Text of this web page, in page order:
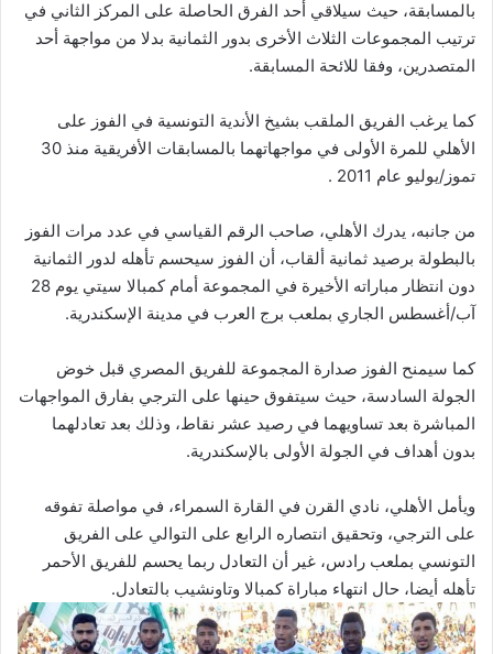
بالمسابقة، حيث سيلاقي أحد الفرق الحاصلة على المركز الثاني في
ترتيب المجموعات الثلاث الأخرى بدور الثمانية بدلا من مواجهة أحد
المتصدرين، وفقا للائحة المسابقة.
كما يرغب الفريق الملقب بشيخ الأندية التونسية في الفوز على
الأهلي للمرة الأولى في مواجهاتهما بالمسابقات الأفريقية منذ 30
تموز/يوليو عام 2011 .
من جانبه، يدرك الأهلي، صاحب الرقم القياسي في عدد مرات الفوز
بالبطولة برصيد ثمانية ألقاب، أن الفوز سيحسم تأهله لدور الثمانية
دون انتظار مباراته الأخيرة في المجموعة أمام كمبالا سيتي يوم 28
آب/أغسطس الجاري بملعب برج العرب في مدينة الإسكندرية.
كما سيمنح الفوز صدارة المجموعة للفريق المصري قبل خوض
الجولة السادسة، حيث سيتفوق حينها على الترجي بفارق المواجهات
المباشرة بعد تساويهما في رصيد عشر نقاط، وذلك بعد تعادلهما
بدون أهداف في الجولة الأولى بالإسكندرية.
ويأمل الأهلي، نادي القرن في القارة السمراء، في مواصلة تفوقه
على الترجي، وتحقيق انتصاره الرابع على التوالي على الفريق
التونسي بملعب رادس، غير أن التعادل ربما يحسم للفريق الأحمر
تأهله أيضا، حال انتهاء مباراة كمبالا وتاونشيب بالتعادل.